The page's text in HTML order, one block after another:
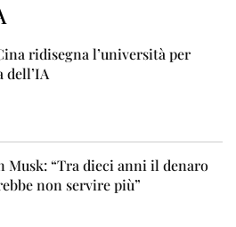
ridisegna l’università per
dell’IA
Musk: “Tra dieci anni il denaro
non servire più”